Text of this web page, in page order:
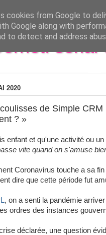
serial
2020
de Simple
? »
enfant et qu'une activité ou
vite quand on s'amuse
Coronavirus touche a sa
dire que cette période fut
, on a senti la pandémie
ordres des instances
déclarée, une question
cookies from Google to
Google along with
to detect and address